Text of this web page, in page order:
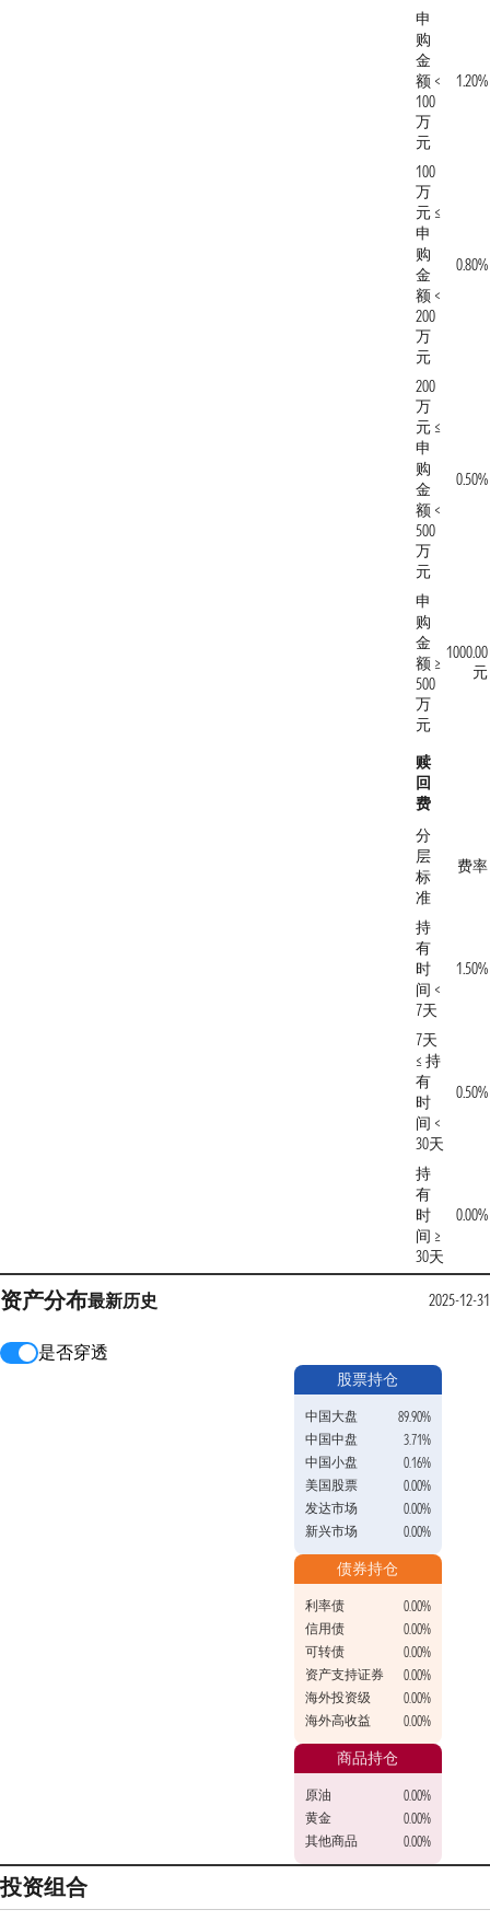
申
购
金
额 <
100
万
元
1.20%
100
万
元 ≤
申
购
金
额 <
200
万
元
0.80%
200
万
元 ≤
申
购
金
额 <
500
万
元
0.50%
申
购
金
额 ≥
500
万
元
1000.00
元
赎
回
费
分
层
标
准
费率
持
有
时
间 <
7天
1.50%
7天
≤ 持
有
时
间 <
30天
0.50%
持
有
时
间 ≥
30天
0.00%
资产分布最新历史 2025-12-31
是否穿透
股票持仓
中国大盘
89.90%
中国中盘
3.71%
中国小盘
0.16%
美国股票
0.00%
发达市场
0.00%
新兴市场
0.00%
债券持仓
利率债
0.00%
信用债
0.00%
可转债
0.00%
资产支持证券
0.00%
海外投资级
0.00%
海外高收益
0.00%
商品持仓
原油
0.00%
黄金
0.00%
其他商品
0.00%
投资组合